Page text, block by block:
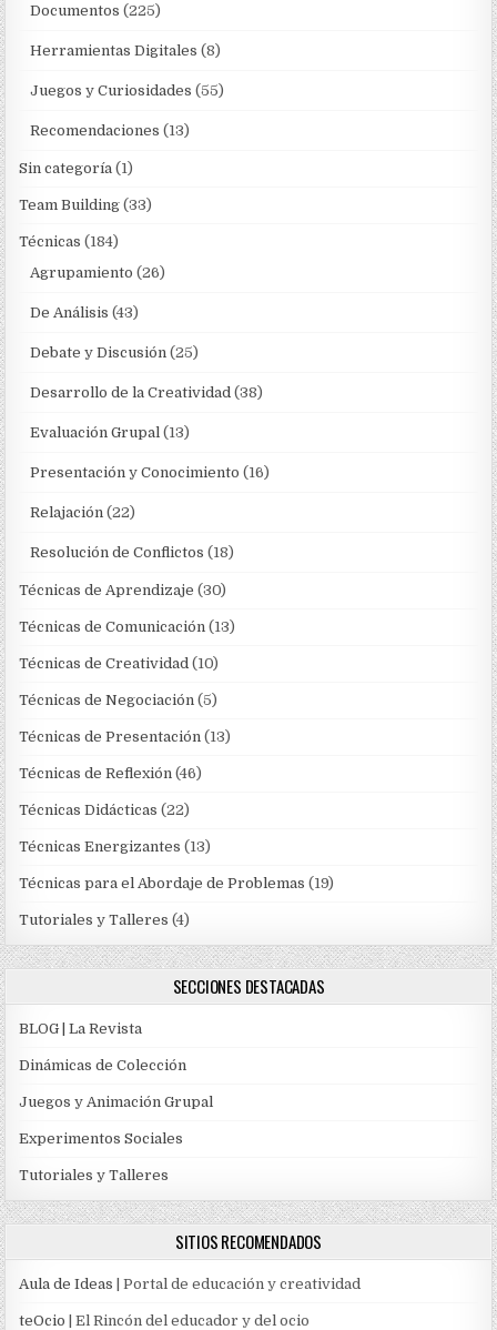
Documentos (225)
Herramientas Digitales (8)
Juegos y Curiosidades (55)
Recomendaciones (13)
Sin categoría (1)
Team Building (33)
Técnicas (184)
Agrupamiento (26)
De Análisis (43)
Debate y Discusión (25)
Desarrollo de la Creatividad (38)
Evaluación Grupal (13)
Presentación y Conocimiento (16)
Relajación (22)
Resolución de Conflictos (18)
Técnicas de Aprendizaje (30)
Técnicas de Comunicación (13)
Técnicas de Creatividad (10)
Técnicas de Negociación (5)
Técnicas de Presentación (13)
Técnicas de Reflexión (46)
Técnicas Didácticas (22)
Técnicas Energizantes (13)
Técnicas para el Abordaje de Problemas (19)
Tutoriales y Talleres (4)
SECCIONES DESTACADAS
BLOG | La Revista
Dinámicas de Colección
Juegos y Animación Grupal
Experimentos Sociales
Tutoriales y Talleres
SITIOS RECOMENDADOS
Aula de Ideas | Portal de educación y creatividad
teOcio | El Rincón del educador y del ocio